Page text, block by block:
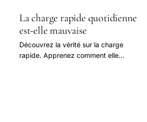
La charge rapide quotidienne
est-elle mauvaise
Découvrez la vérité sur la charge
rapide. Apprenez comment elle